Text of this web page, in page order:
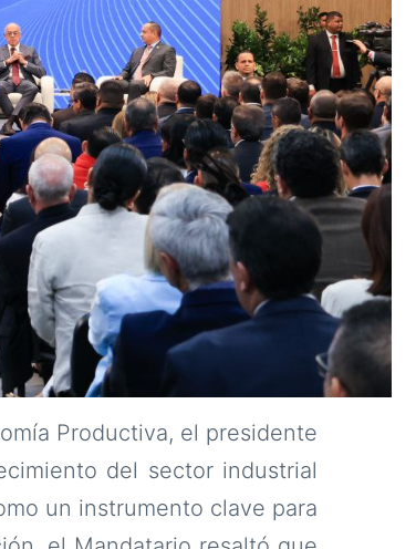
Productiva, el presidente
del sector industrial
un instrumento clave para